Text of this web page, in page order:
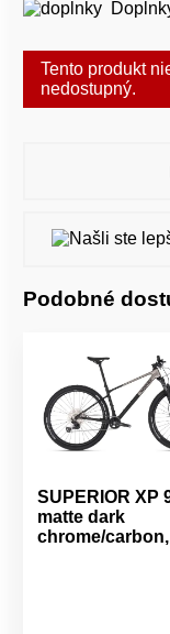
Tento produkt
nedostupný.
Podobné
SUPERIOR XP
matte dark
chrome/carbon,